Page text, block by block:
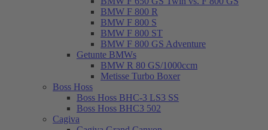
BMW F 800 R
BMW F 800 S
BMW F 800 ST
BMW F 800 GS Adventure
Getunte BMWs
BMW R 80 GS/1000ccm
Metisse Turbo Boxer
Boss Hoss
Boss Hoss BHC-3 LS3 SS
Boss Hoss BHC3 502
Cagiva